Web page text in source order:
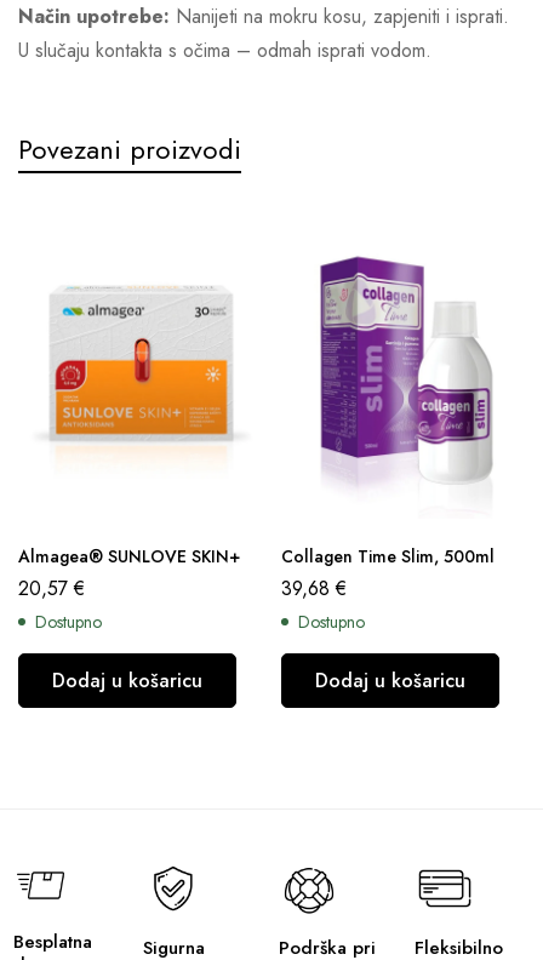
Način upotrebe: Nanijeti na mokru kosu, zapjeniti i isprati.
U slučaju kontakta s očima – odmah isprati vodom.
Povezani proizvodi
Almagea® SUNLOVE SKIN+
20,57€
Dostupno
Dodaj u košaricu
Collagen Time Slim, 500ml
39,68€
Dostupno
Dodaj u košaricu
Besplatna
Sigurna
Podrška pri
Fleksibilno